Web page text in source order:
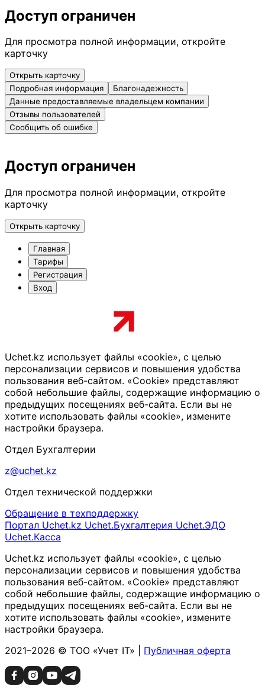
Доступ ограничен
Для просмотра полной информации, откройте
карточку
Открыть карточку
Подробная информация
Благонадежность
Данные предоставляемые владельцем компании
Отзывы пользователей
Сообщить об ошибке
Доступ ограничен
Для просмотра полной информации, откройте
карточку
Открыть карточку
Главная
Тарифы
Регистрация
Вход
Uchet.kz использует файлы «cookie», с целью
персонализации сервисов и повышения удобства
пользования веб-сайтом. «Cookie» представляют
собой небольшие файлы, содержащие информацию о
предыдущих посещениях веб-сайта. Если вы не
хотите использовать файлы «cookie», измените
настройки браузера.
Отдел Бухгалтерии
z@uchet.kz
Отдел технической поддержки
Обращение в техподдержку
Портал Uchet.kz Uchet.Бухгалтерия Uchet.ЭДО
Uchet.Касса
Uchet.kz использует файлы «cookie», с целью
персонализации сервисов и повышения удобства
пользования веб-сайтом. «Cookie» представляют
собой небольшие файлы, содержащие информацию о
предыдущих посещениях веб-сайта. Если вы не
хотите использовать файлы «cookie», измените
настройки браузера.
2021–2026 © ТОО «Учет IT» | Публичная оферта